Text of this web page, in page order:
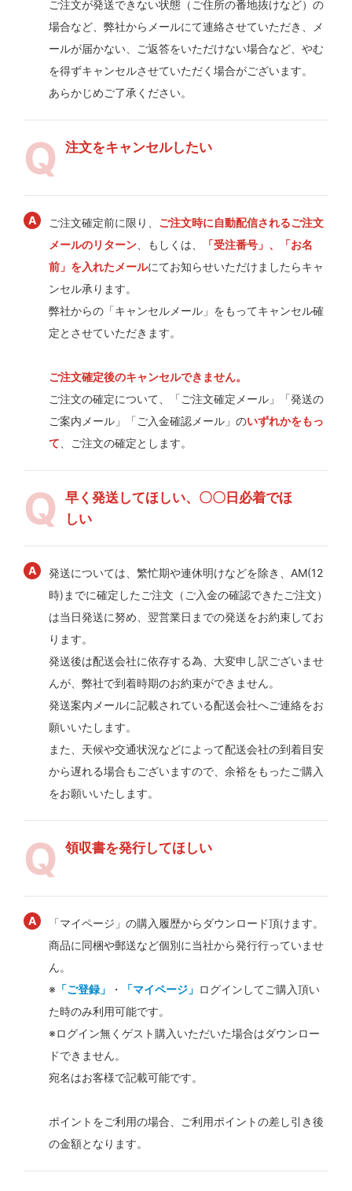
ご注文が発送できない状態（ご住所の番地抜けなど）の
場合など、弊社からメールにて連絡させていただき、メ
ールが届かない、ご返答をいただけない場合など、やむ
を得ずキャンセルさせていただく場合がございます。
あらかじめご了承ください。
注文をキャンセルしたい
ご注文確定前に限り、 ご注文時に自動配信されるご注文
メールのリターン、もしくは、
「受注番号」、「お名
前」を入れたメールにてお知らせいただけましたらキャ
ンセル承ります。
弊社からの「キャンセルメール」をもってキャンセル確
定とさせていただきます。
ご注文確定後のキャンセルできません。
ご注文の確定について、「ご注文確定メール」「発送の
ご案内メール」「ご入金確認メール」のいずれかをもっ
て、ご注文の確定とします。
早く発送してほしい、〇〇日必着でほ
しい
発送については、繁忙期や連休明けなどを除き、AM(12
時)までに確定したご注文（ご入金の確認できたご注文）
は当日発送に努め、翌営業日までの発送をお約束してお
ります。
発送後は配送会社に依存する為、大変申し訳ございませ
んが、弊社で到着時期のお約束ができません。
発送案内メールに記載されている配送会社へご連絡をお
願いいたします。
また、天候や交通状況などによって配送会社の到着目安
から遅れる場合もございますので、余裕をもったご購入
をお願いいたします。
領収書を発行してほしい
「マイページ」の購入履歴からダウンロード頂けます。
商品に同梱や郵送など個別に当社から発行行っていませ
ん。
※ 「ご登録」 ・ 「マイページ」 ログインしてご購入頂い
た時のみ利用可能です。
※ログイン無くゲスト購入いただいた場合はダウンロー
ドできません。
宛名はお客様で記載可能です。
ポイントをご利用の場合、ご利用ポイントの差し引き後
の金額となります。